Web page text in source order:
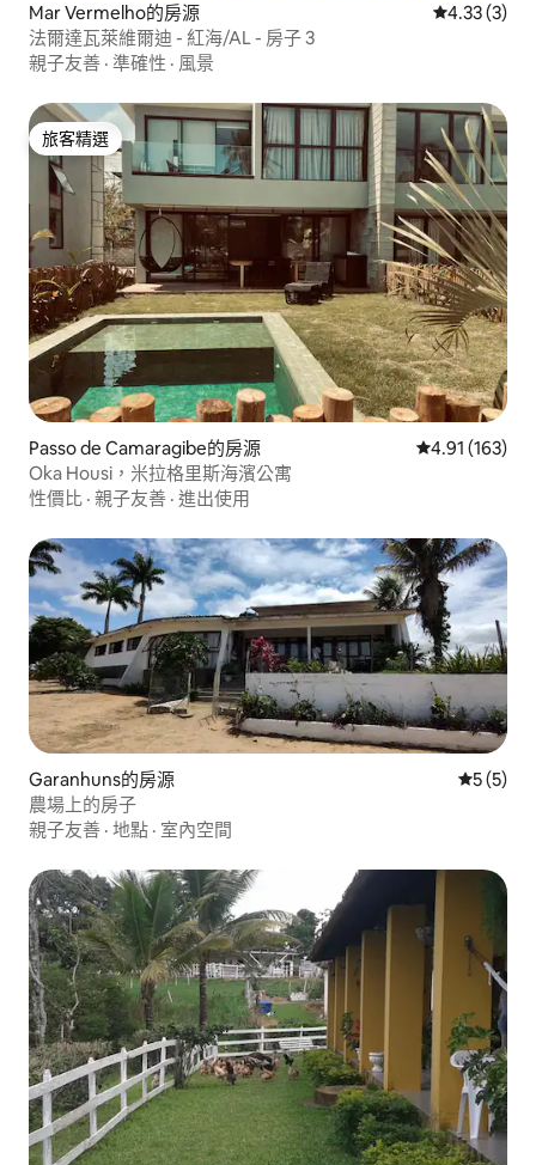
Mar Vermelho的房源 從 3 則評價
4.33 (3)
法爾達瓦萊維爾迪 - 紅海/AL - 房子 3
親子友善 · 準確性 · 風景
旅客精選
旅客精選
Passo de Camaragibe的房源 從 163 則評價
4.91 (163)
Oka Housi，米拉格里斯海濱公寓
性價比 · 親子友善 · 進出使用
Garanhuns的房源 從 5 則評
5 (5)
農場上的房子
親子友善 · 地點 · 室內空間